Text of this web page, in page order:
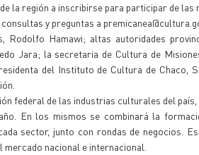
la región a inscribirse para participar de las
y preguntas a
Rodolfo Hamawi; altas autoridades
Jara; la secretaria de Cultura de
del Instituto de Cultura de Chaco,
federal de las industrias culturales del
En los mismos se combinará la
sector, junto con rondas de negocios.
nacional e internacional.